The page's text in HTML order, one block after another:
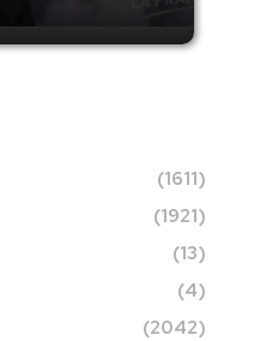
(1611)
(1921)
(13)
(4)
(2042)